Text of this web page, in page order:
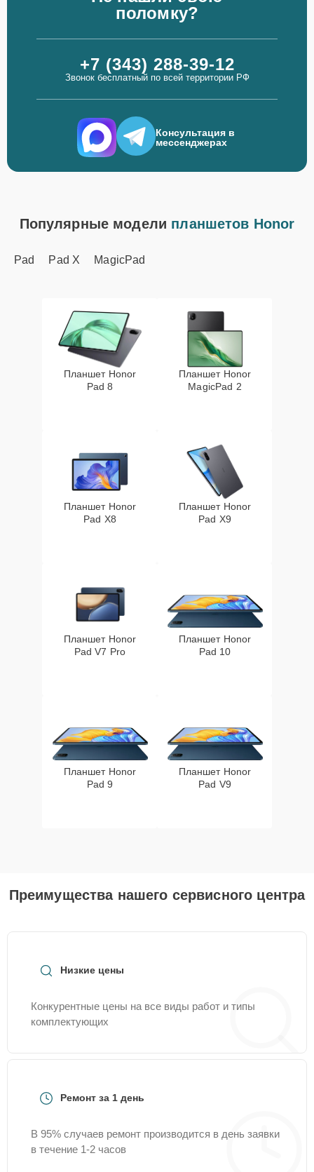
поломку?
+7 (343) 288-39-12
Звонок бесплатный по всей территории РФ
Консультация в
мессенджерах
Популярные модели планшетов Honor
Pad Pad X MagicPad
Планшет Honor
Pad 8
Планшет Honor
MagicPad 2
Планшет Honor
Pad X8
Планшет Honor
Pad X9
Планшет Honor
Pad V7 Pro
Планшет Honor
Pad 10
Планшет Honor
Pad 9
Планшет Honor
Pad V9
Преимущества нашего сервисного центра
Низкие цены
Конкурентные цены на все виды работ и типы
комплектующих
Ремонт за 1 день
В 95% случаев ремонт производится в день заявки
в течение 1-2 часов